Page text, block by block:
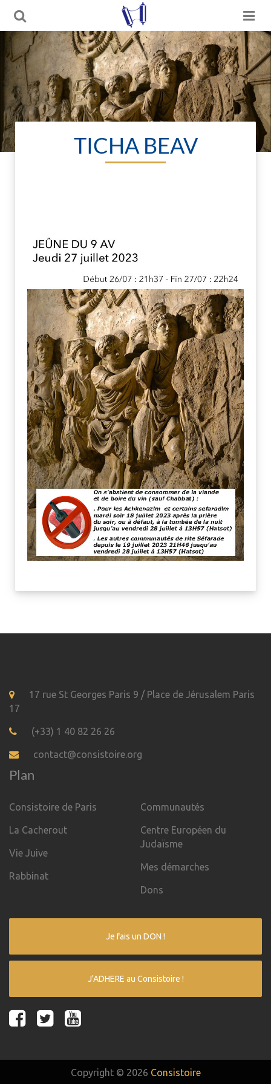
TICHA BEAV
17 rue St Georges Paris 9 / Place de Jérusalem Paris
17
(+33) 1 40 82 26 26
contact@consistoire.org
Plan
Consistoire de Paris
La Cacherout
Vie Juive
Rabbinat
Communautés
Centre Européen du
Judaïsme
Mes démarches
Dons
Je fais un DON !
J'ADHERE au Consistoire !
Copyright © 2026 Consistoire